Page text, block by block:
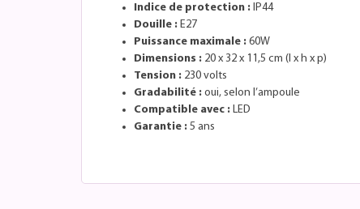
Indice de protection : IP44
Douille : E27
Puissance maximale : 60W
Dimensions : 20 x 32 x 11,5 cm (l x h x p)
Tension : 230 volts
Gradabilité : oui, selon l’ampoule
Compatible avec : LED
Garantie : 5 ans